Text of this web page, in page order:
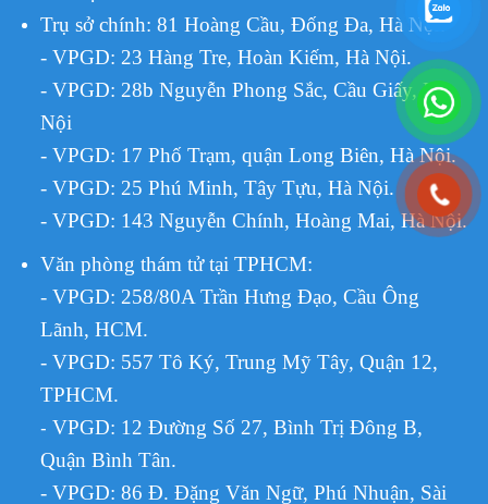
Trụ sở chính: 81 Hoàng Cầu, Đống Đa, Hà Nội.
- VPGD: 23 Hàng Tre, Hoàn Kiếm, Hà Nội.
- VPGD: 28b Nguyễn Phong Sắc, Cầu Giấy, Hà
Nội
- VPGD: 17 Phố Trạm, quận Long Biên, Hà Nội.
- VPGD: 25 Phú Minh, Tây Tựu, Hà Nội.
- VPGD: 143 Nguyễn Chính, Hoàng Mai, Hà Nội.
Văn phòng thám tử tại TPHCM:
- VPGD: 258/80A Trần Hưng Đạo, Cầu Ông
Lãnh, HCM.
- VPGD: 557 Tô Ký, Trung Mỹ Tây, Quận 12,
TPHCM.
- VPGD: 12 Đường Số 27, Bình Trị Đông B,
Quận Bình Tân.
- VPGD: 86 Đ. Đặng Văn Ngữ, Phú Nhuận, Sài